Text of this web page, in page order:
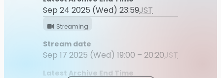
Sep 24 2025 (Wed) 23:59JST
Streaming
Stream date
Sep 17 2025 (Wed) 19:00 – 20:20JST
Latest Archive End Time